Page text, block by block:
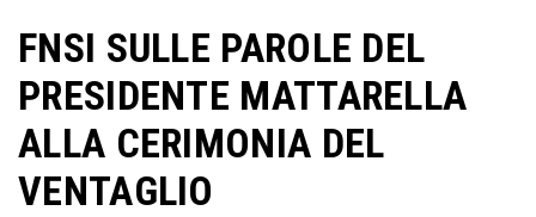
FNSI SULLE PAROLE DEL
PRESIDENTE MATTARELLA
ALLA CERIMONIA DEL
VENTAGLIO